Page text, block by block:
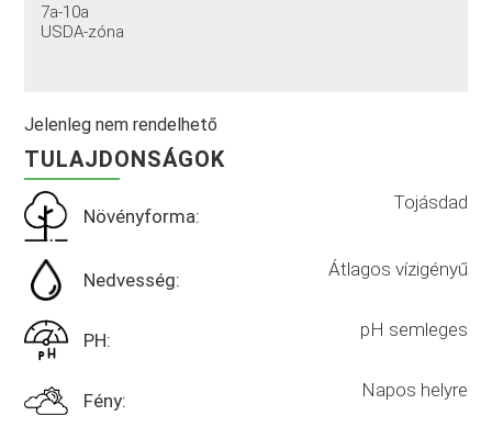
7a-10a
USDA-zóna
Jelenleg nem rendelhető
TULAJDONSÁGOK
Növényforma:
Tojásdad
Nedvesség: Átlagos vízigényű
PH: pH semleges
Fény: Napos helyre